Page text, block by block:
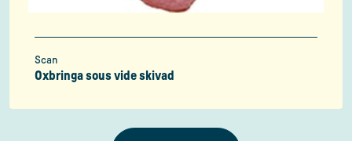
Scan
Oxbringa sous vide skivad